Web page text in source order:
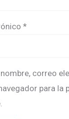
*
correo
para la